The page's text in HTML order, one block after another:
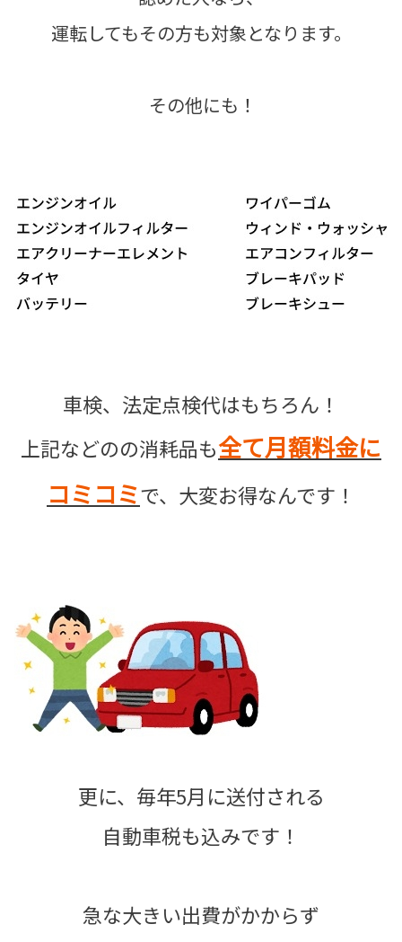
運転してもその方も対象となります。
その他にも！
車検、法定点検代はもちろん！
上記などのの消耗品も全て月額料金に
コミコミで、大変お得なんです！
更に、毎年5月に送付される
自動車税も込みです！
急な大きい出費がかからず